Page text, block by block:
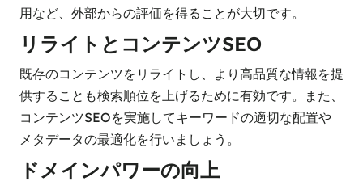
用など、外部からの評価を得ることが大切です。
リライトとコンテンツSEO
既存のコンテンツをリライトし、より高品質な情報を提
供することも検索順位を上げるために有効です。また、
コンテンツSEOを実施してキーワードの適切な配置や
メタデータの最適化を行いましょう。
ドメインパワーの向上